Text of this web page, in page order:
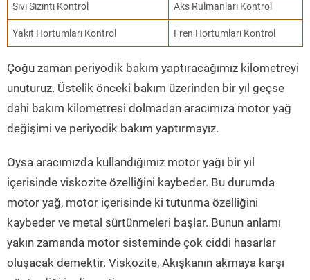
Sıvı Sızıntı Kontrol Aks Rulmanları Kontrol
Yakıt Hortumları Kontrol Fren Hortumları Kontrol
Çoğu zaman periyodik bakım yaptıracağımız kilometreyi
unuturuz. Üstelik önceki bakım üzerinden bir yıl geçse
dahi bakım kilometresi dolmadan aracımıza motor yağ
değişimi ve periyodik bakım yaptırmayız.
Oysa aracımızda kullandığımız motor yağı bir yıl
içerisinde viskozite özelliğini kaybeder. Bu durumda
motor yağ, motor içerisinde ki tutunma özelliğini
kaybeder ve metal sürtünmeleri başlar. Bunun anlamı
yakın zamanda motor sisteminde çok ciddi hasarlar
oluşacak demektir. Viskozite, Akışkanın akmaya karşı